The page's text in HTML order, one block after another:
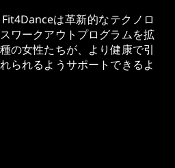
は革新的なテクノロ
ワークアウトプログラムを拡
の女性たちが、より健康で引
られるようサポートできるよ